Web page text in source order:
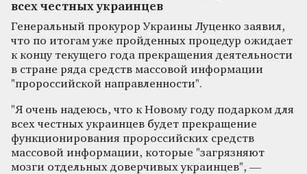
всех честных украинцев
Генеральный прокурор Украины Луценко заявил,
что по итогам уже пройденных процедур ожидает
к концу текущего года прекращения деятельности
в стране ряда средств массовой информации
"пророссийской направленности".
"Я очень надеюсь, что к Новому году подарком для
всех честных украинцев будет прекращение
функционирования пророссийских средств
массовой информации, которые "загрязняют
мозги отдельных доверчивых украинцев", —